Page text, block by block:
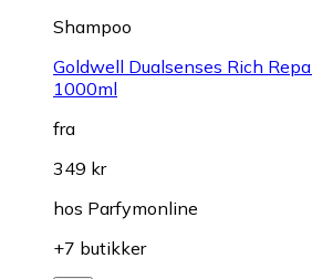
Shampoo
Goldwell Dualsenses Rich
1000ml
fra
349 kr
hos Parfymonline
+7 butikker